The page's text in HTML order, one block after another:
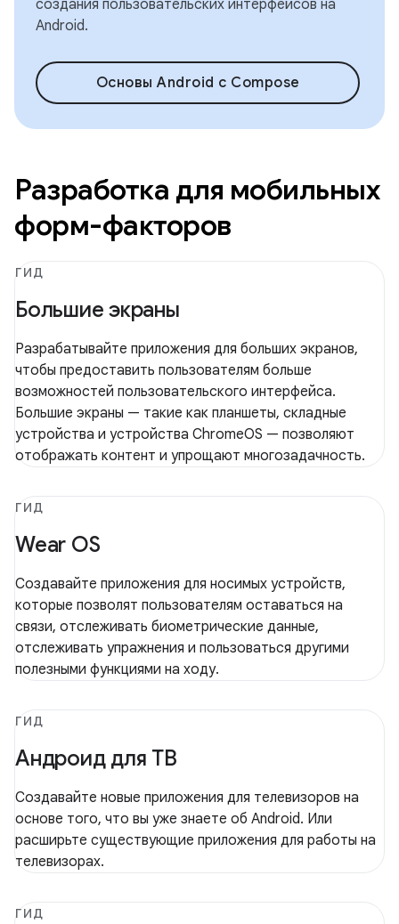
создания пользовательских интерфейсов на
Android.
Основы Android с Compose
Разработка для мобильных
форм-факторов
ГИД
Большие экраны
Разрабатывайте приложения для больших экранов,
чтобы предоставить пользователям больше
возможностей пользовательского интерфейса.
Большие экраны — такие как планшеты, складные
устройства и устройства ChromeOS — позволяют
отображать контент и упрощают многозадачность.
ГИД
Wear OS
Создавайте приложения для носимых устройств,
которые позволят пользователям оставаться на
связи, отслеживать биометрические данные,
отслеживать упражнения и пользоваться другими
полезными функциями на ходу.
ГИД
Андроид для ТВ
Создавайте новые приложения для телевизоров на
основе того, что вы уже знаете об Android. Или
расширьте существующие приложения для работы на
телевизорах.
ГИД